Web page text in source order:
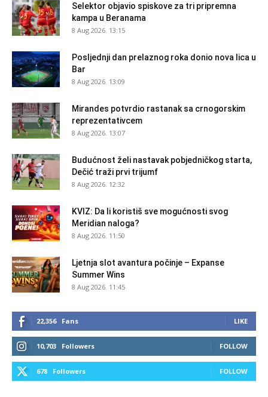
Selektor objavio spiskove za tri pripremna
kampa u Beranama
8 Aug 2026. 13:15
Posljednji dan prelaznog roka donio nova lica u
Bar
8 Aug 2026. 13:09
Mirandes potvrdio rastanak sa crnogorskim
reprezentativcem
8 Aug 2026. 13:07
Budućnost želi nastavak pobjedničkog starta,
Dečić traži prvi trijumf
8 Aug 2026. 12:32
KVIZ: Da li koristiš sve mogućnosti svog
Meridian naloga?
8 Aug 2026. 11:50
Ljetnja slot avantura počinje – Expanse
Summer Wins
8 Aug 2026. 11:45
22,356 Fans LIKE
10,703 Followers FOLLOW
678 Followers FOLLOW